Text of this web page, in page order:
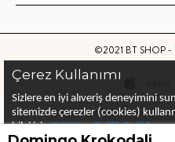
©2021 BT SHOP -
Bu sitenin kurulumuKeyo
Çerez Kullanımı
Sizlere en iyi alıveriş deneyimini
sitemizde çerezler (cookies)
bilgi için KVKK ve Gizlilik Politikası